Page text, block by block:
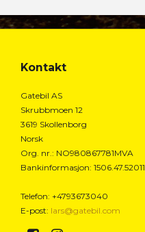
Kontakt
Gatebil AS
Skrubbmoen 12
3619 Skollenborg
Norsk
Org. nr.: NO980867781MVA
Bankinformasjon: 1506.47.52011
Telefon: +4793673040
E-post: lars@gatebil.com